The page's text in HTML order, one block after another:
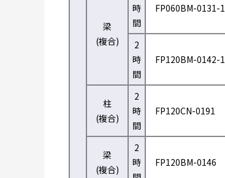
梁
(複合)
時
間
FP060BM-0131-1
2
時
間
FP120BM-0142-1
柱
(複合)
2
時
間
FP120CN-0191
梁
(複合)
2
時
FP120BM-0146